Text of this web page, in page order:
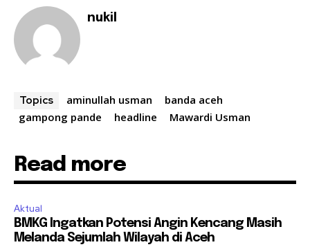
nukil
Topics aminullah usman
banda aceh
gampong pande
headline Mawardi Usman
Read more
Aktual
BMKG Ingatkan Potensi Angin Kencang Masih
Melanda Sejumlah Wilayah di Aceh